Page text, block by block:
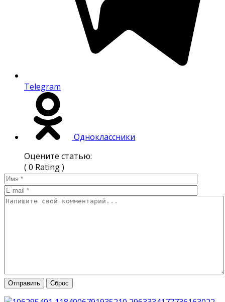
Telegram
Одноклассники
Оцените статью:
( 0 Rating )
Отправить Сброс